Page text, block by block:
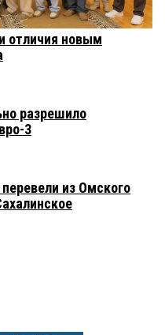
отличия новым
разрешило
3
из Омского